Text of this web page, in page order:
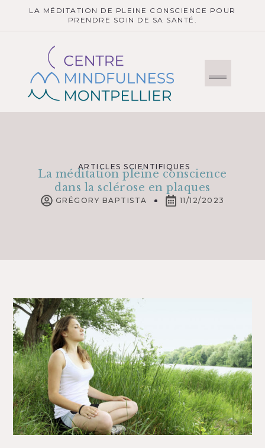
LA MÉDITATION DE PLEINE CONSCIENCE POUR
PRENDRE SOIN DE SA SANTÉ.
ARTICLES SCIENTIFIQUES
La méditation pleine conscience
dans la sclérose en plaques
GRÉGORY BAPTISTA 11/12/2023